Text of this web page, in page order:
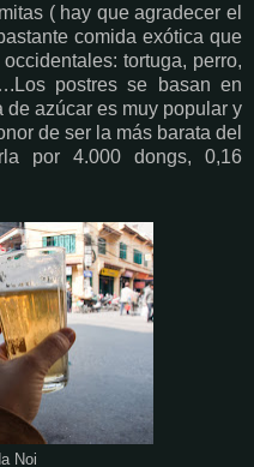
( hay que agradecer el
comida exótica que
tortuga, perro,
postres se basan en
azúcar es muy popular y
de ser la más barata del
por 4.000 dongs, 0,16
Noi